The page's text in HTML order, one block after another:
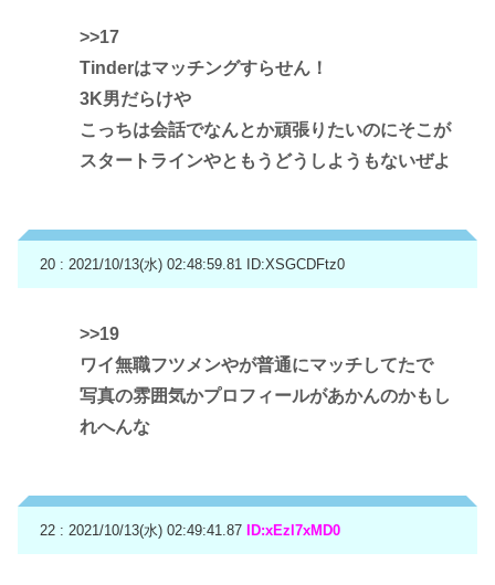
>>17
Tinderはマッチングすらせん！
3K男だらけや
こっちは会話でなんとか頑張りたいのにそこが
スタートラインやともうどうしようもないぜよ
20 : 2021/10/13(水) 02:48:59.81 ID:XSGCDFtz0
>>19
ワイ無職フツメンやが普通にマッチしてたで
写真の雰囲気かプロフィールがあかんのかもし
れへんな
22 : 2021/10/13(水) 02:49:41.87 ID:xEzl7xMD0